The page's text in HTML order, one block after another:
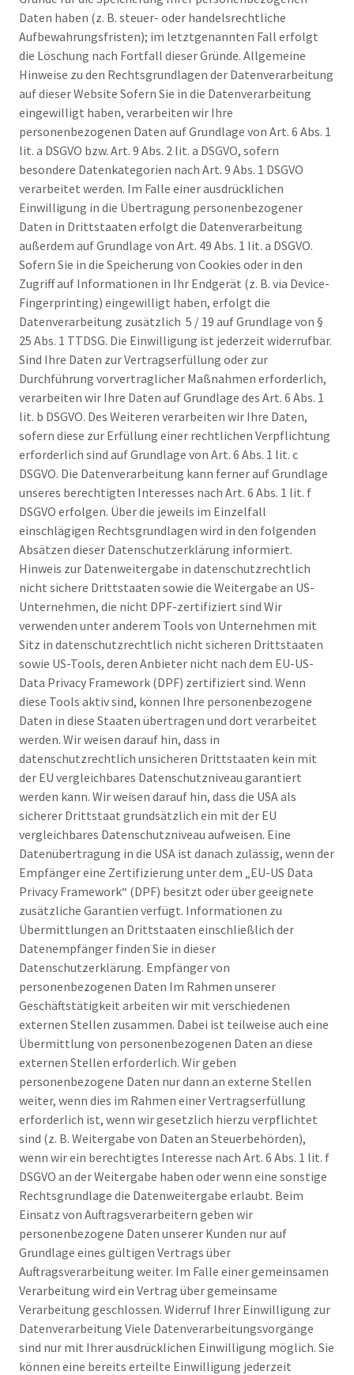
Daten haben (z. B. steuer- oder handelsrechtliche
Aufbewahrungsfristen); im letztgenannten Fall erfolgt
die Löschung nach Fortfall dieser Gründe. Allgemeine
Hinweise zu den Rechtsgrundlagen der Datenverarbeitung
auf dieser Website Sofern Sie in die Datenverarbeitung
eingewilligt haben, verarbeiten wir Ihre
personenbezogenen Daten auf Grundlage von Art. 6 Abs. 1
lit. a DSGVO bzw. Art. 9 Abs. 2 lit. a DSGVO, sofern
besondere Datenkategorien nach Art. 9 Abs. 1 DSGVO
verarbeitet werden. Im Falle einer ausdrücklichen
Einwilligung in die Übertragung personenbezogener
Daten in Drittstaaten erfolgt die Datenverarbeitung
außerdem auf Grundlage von Art. 49 Abs. 1 lit. a DSGVO.
Sofern Sie in die Speicherung von Cookies oder in den
Zugriff auf Informationen in Ihr Endgerät (z. B. via Device-
Fingerprinting) eingewilligt haben, erfolgt die
Datenverarbeitung zusätzlich 5 / 19 auf Grundlage von §
25 Abs. 1 TTDSG. Die Einwilligung ist jederzeit widerrufbar.
Sind Ihre Daten zur Vertragserfüllung oder zur
Durchführung vorvertraglicher Maßnahmen erforderlich,
verarbeiten wir Ihre Daten auf Grundlage des Art. 6 Abs. 1
lit. b DSGVO. Des Weiteren verarbeiten wir Ihre Daten,
sofern diese zur Erfüllung einer rechtlichen Verpflichtung
erforderlich sind auf Grundlage von Art. 6 Abs. 1 lit. c
DSGVO. Die Datenverarbeitung kann ferner auf Grundlage
unseres berechtigten Interesses nach Art. 6 Abs. 1 lit. f
DSGVO erfolgen. Über die jeweils im Einzelfall
einschlägigen Rechtsgrundlagen wird in den folgenden
Absätzen dieser Datenschutzerklärung informiert.
Hinweis zur Datenweitergabe in datenschutzrechtlich
nicht sichere Drittstaaten sowie die Weitergabe an US-
Unternehmen, die nicht DPF-zertifiziert sind Wir
verwenden unter anderem Tools von Unternehmen mit
Sitz in datenschutzrechtlich nicht sicheren Drittstaaten
sowie US-Tools, deren Anbieter nicht nach dem EU-US-
Data Privacy Framework (DPF) zertifiziert sind. Wenn
diese Tools aktiv sind, können Ihre personenbezogene
Daten in diese Staaten übertragen und dort verarbeitet
werden. Wir weisen darauf hin, dass in
datenschutzrechtlich unsicheren Drittstaaten kein mit
der EU vergleichbares Datenschutzniveau garantiert
werden kann. Wir weisen darauf hin, dass die USA als
sicherer Drittstaat grundsätzlich ein mit der EU
vergleichbares Datenschutzniveau aufweisen. Eine
Datenübertragung in die USA ist danach zulässig, wenn der
Empfänger eine Zertifizierung unter dem „EU-US Data
Privacy Framework“ (DPF) besitzt oder über geeignete
zusätzliche Garantien verfügt. Informationen zu
Übermittlungen an Drittstaaten einschließlich der
Datenempfänger finden Sie in dieser
Datenschutzerklärung. Empfänger von
personenbezogenen Daten Im Rahmen unserer
Geschäftstätigkeit arbeiten wir mit verschiedenen
externen Stellen zusammen. Dabei ist teilweise auch eine
Übermittlung von personenbezogenen Daten an diese
externen Stellen erforderlich. Wir geben
personenbezogene Daten nur dann an externe Stellen
weiter, wenn dies im Rahmen einer Vertragserfüllung
erforderlich ist, wenn wir gesetzlich hierzu verpflichtet
sind (z. B. Weitergabe von Daten an Steuerbehörden),
wenn wir ein berechtigtes Interesse nach Art. 6 Abs. 1 lit. f
DSGVO an der Weitergabe haben oder wenn eine sonstige
Rechtsgrundlage die Datenweitergabe erlaubt. Beim
Einsatz von Auftragsverarbeitern geben wir
personenbezogene Daten unserer Kunden nur auf
Grundlage eines gültigen Vertrags über
Auftragsverarbeitung weiter. Im Falle einer gemeinsamen
Verarbeitung wird ein Vertrag über gemeinsame
Verarbeitung geschlossen. Widerruf Ihrer Einwilligung zur
Datenverarbeitung Viele Datenverarbeitungsvorgänge
sind nur mit Ihrer ausdrücklichen Einwilligung möglich. Sie
können eine bereits erteilte Einwilligung jederzeit